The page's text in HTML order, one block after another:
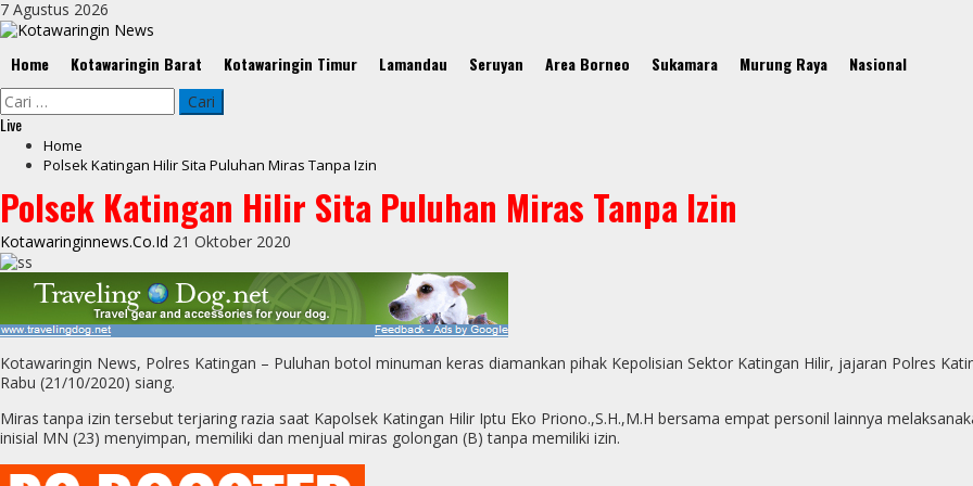
Skip
to
7 Agustus 2026
Menu
Home Kotawaringin Barat Kotawaringin Timur Lamandau Seruyan Area Borneo Sukamara Murung Raya Nasional
Cari
untuk:
Live
Home
Polsek Katingan Hilir Sita Puluhan Miras Tanpa Izin
Polsek Katingan Hilir Sita Puluhan Miras Tanpa Izin
Kotawaringinnews.co.id 21 Oktober 2020
Kotawaringin News, Polres Katingan – Puluhan botol minuman keras diamankan pihak Kepolisian Sektor Katingan Hilir, jajaran Polres
Rabu (21/10/2020) siang.
Miras tanpa izin tersebut terjaring razia saat Kapolsek Katingan Hilir Iptu Eko Priono.,S.H.,M.H bersama empat personil lainnya
inisial MN (23) menyimpan, memiliki dan menjual miras golongan (B) tanpa memiliki izin.